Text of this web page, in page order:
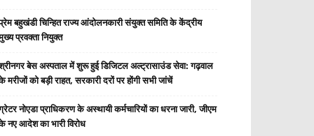
बहुखंडी चिन्हित राज्य आंदोलनकारी संयुक्त समिति के केंद्रीय
प्रवक्ता नियुक्त
बेस अस्पताल में शुरू हुई डिजिटल अल्ट्रासाउंड सेवा: गढ़वाल
मरीजों को बड़ी राहत, सरकारी दरों पर होंगी सभी जांचें
नोएडा प्राधिकरण के अस्थायी कर्मचारियों का धरना जारी, जीएम
नए आदेश का भारी विरोध